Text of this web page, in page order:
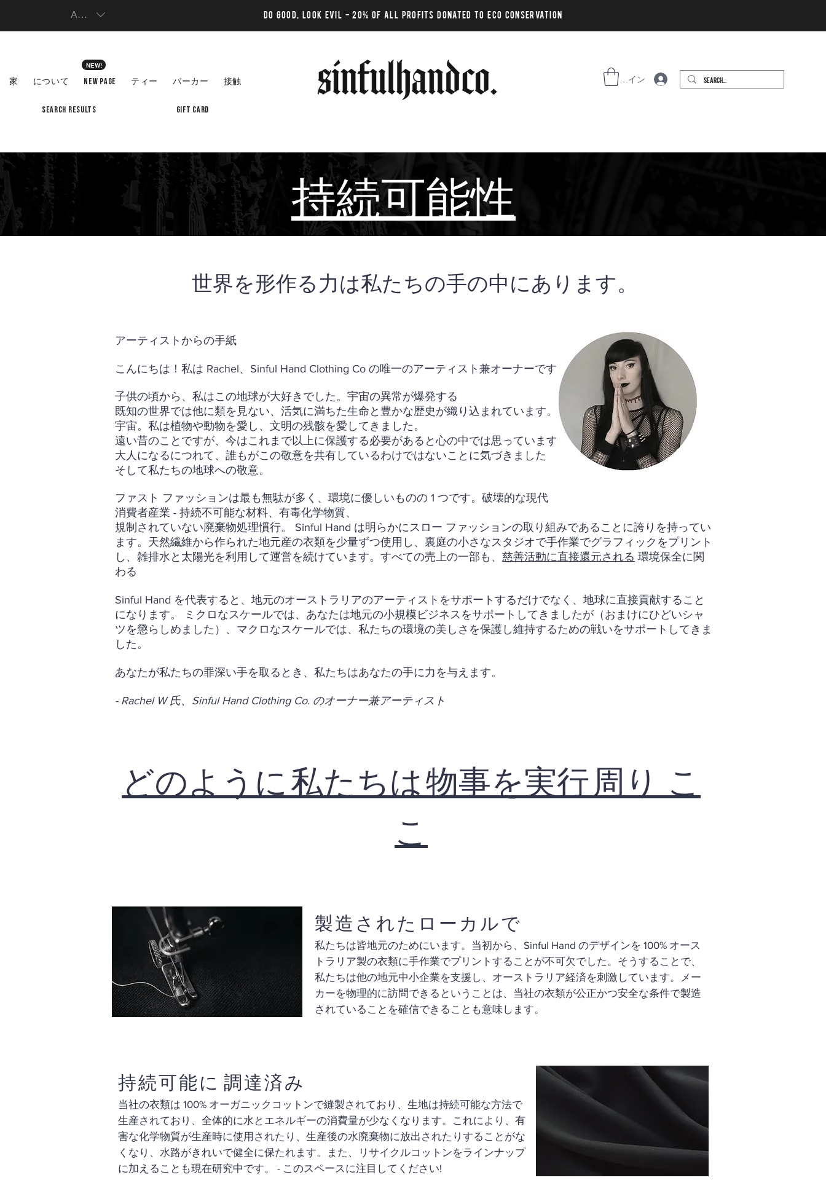
AUD (AU$) DO GOOD, LOOK EVIL - 20% of all profits donated to eco conservation
NEW!
家 について New Page ティー パーカー 接触
Search Results Gift Card
ログイン
持続可能性
世界を形作る力は私たちの手の中にあります。
アーティストからの手紙
こんにちは！私は Rachel、Sinful Hand Clothing Co の唯一のアーティスト兼オーナーです。
子供の頃から、私はこの地球が大好きでした。宇宙の異常が爆発する
既知の世界では他に類を見ない、活気に満ちた生命と豊かな歴史が織り込まれています。
宇宙。私は植物や動物を愛し、文明の残骸を愛してきました。
遠い昔のことですが、今はこれまで以上に保護する必要があると心の中では思っています。
大人になるにつれて、誰もがこの敬意を共有しているわけではないことに気づきました
そして私たちの地球への敬意。
ファスト ファッションは最も無駄が多く、環境に優しいものの 1 つです。 破壊的な現代
消費者産業 - 持続不可能な材料、有毒化学物質、
規制されていない廃棄物処理慣行。 Sinful Hand は明らかにスロー ファッションの取り組みであることに誇りを持ってい
ます。天然繊維から作られた地元産の衣類を少量ずつ使用し、裏庭の小さなスタジオで手作業でグラフィックをプリント
し、雑排水と太陽光を利用して運営を続けています。すべての売上の一部も、 慈善活動に直接還元される 環境保全に関
わる
Sinful Hand を代表すると、地元のオーストラリアのアーティストをサポートするだけでなく、地球に直接貢献すること
になります。 ミクロなスケールでは、あなたは地元の小規模ビジネスをサポートしてきましたが（おまけにひどいシャ
ツを懲らしめました）、マクロなスケールでは、私たちの環境の美しさを保護し維持するための戦いをサポートしてきま
した。
あなたが私たちの罪深い手を取るとき、私たちはあなたの手に力を与えます。
- Rachel W 氏、Sinful Hand Clothing Co. のオーナー兼アーティスト
どのように 私たちは 物事を実行 周り こ
こ
製造されたローカルで
私たちは皆地元のためにいます。当初から、Sinful Hand のデザインを 100% オース
トラリア製の衣類に手作業でプリントすることが不可欠でした。そうすることで、
私たちは他の地元中小企業を支援し、オーストラリア経済を刺激しています。メー
カーを物理的に訪問できるということは、当社の衣類が公正かつ安全な条件で製造
されていることを確信できることも意味します。
持続可能に 調達済み
当社の衣類は 100% オーガニックコットンで縫製されており、生地は持続可能な方法で
生産されており、全体的に水とエネルギーの消費量が少なくなります。これにより、有
害な化学物質が生産時に使用されたり、生産後の水廃棄物に放出されたりすることがな
くなり、水路がきれいで健全に保たれます。また、リサイクルコットンをラインナップ
に加えることも現在研究中です。 - このスペースに注目してください!